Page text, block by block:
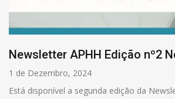
Newsletter APHH Edição nº2
1 de Dezembro, 2024
Está disponível a segunda edição da